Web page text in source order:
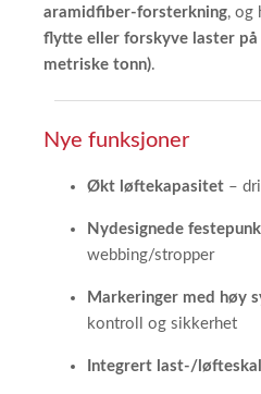
aramidfiber-forsterkning, og
flytte eller forskyve laster
metriske tonn).
Nye funksjoner
Økt løftekapasitet –
Nydesignede
webbing/stropper
Markeringer med høy
kontroll og sikkerhet
Integrert last-/